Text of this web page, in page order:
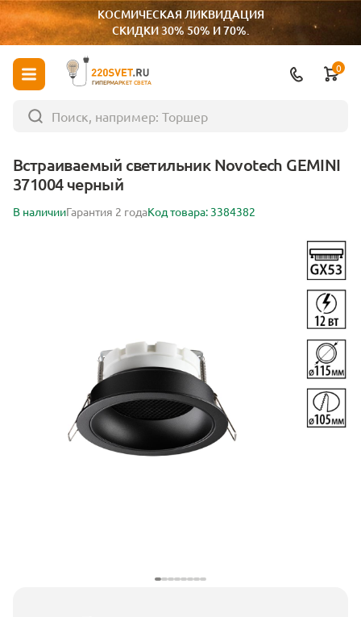
КОСМИЧЕСКАЯ ЛИКВИДАЦИЯ
СКИДКИ 30% 50% И 70%.
ГИПЕРМАРКЕТ СВЕТА
0
Встраиваемый светильник Novotech GEMINI
371004 черный
В наличииГарантия 2 годаКод товара: 3384382